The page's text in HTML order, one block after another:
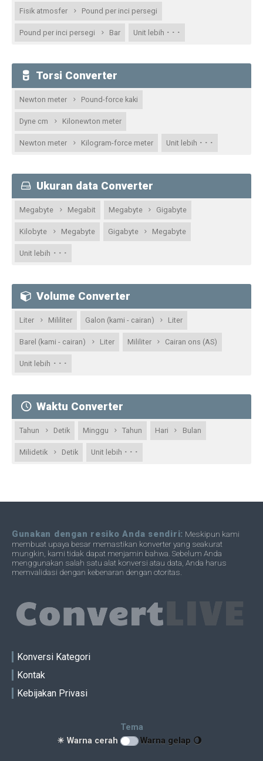
Fisik atmosfer Pound per inci persegi
Pound per inci persegi Bar Unit lebih · · ·
Torsi Converter
Newton meter Pound-force kaki
Dyne cm Kilonewton meter
Newton meter Kilogram-force meter Unit lebih · · ·
Ukuran data Converter
Megabyte Megabit Megabyte Gigabyte
Kilobyte Megabyte Gigabyte Megabyte
Unit lebih · · ·
Volume Converter
Liter Mililiter Galon (kami - cairan) Liter
Barel (kami - cairan) Liter Mililiter Cairan ons (AS)
Unit lebih · · ·
Waktu Converter
Tahun Detik Minggu Tahun Hari Bulan
Milidetik Detik Unit lebih · · ·
Gunakan dengan resiko Anda sendiri: Meskipun kami
membuat upaya besar memastikan konverter yang seakurat
mungkin, kami tidak dapat menjamin bahwa. Sebelum Anda
menggunakan salah satu alat konversi atau data, Anda harus
memvalidasi dengan kebenaran dengan otoritas.
Konversi Kategori
Kontak
Kebijakan Privasi
Tema
☀ Warna cerah
Warna gelap 🌖